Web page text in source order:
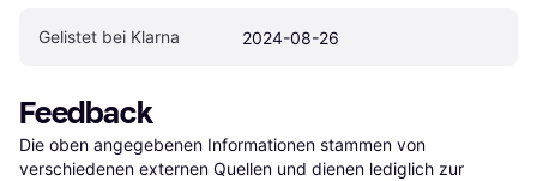
Gelistet bei Klarna 2024-08-26
Feedback
Die oben angegebenen Informationen stammen von
verschiedenen externen Quellen und dienen lediglich zur